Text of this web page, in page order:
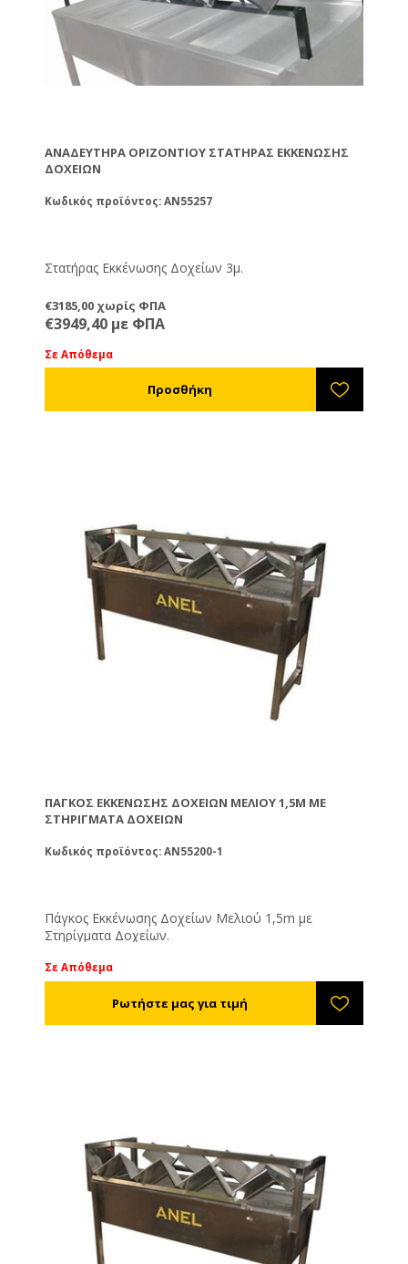
ΑΝΑΔΕΥΤΗΡΑ ΟΡΙΖΟΝΤΙΟΥ ΣΤΑΤΉΡΑΣ ΕΚΚΈΝΩΣΗΣ
ΔΟΧΕΊΩΝ
Κωδικός προϊόντος: AN55257
Στατήρας Εκκένωσης Δοχείων 3μ.
€3185,00 χωρίς ΦΠΑ
€3949,40 με ΦΠΑ
Σε Απόθεμα
ΠΆΓΚΟΣ ΕΚΚΈΝΩΣΗΣ ΔΟΧΕΊΩΝ ΜΕΛΙΟΎ 1,5M ΜΕ
ΣΤΗΡΊΓΜΑΤΑ ΔΟΧΕΊΩΝ
Κωδικός προϊόντος: AN55200-1
Πάγκος Eκκένωσης Δοχείων Μελιού 1,5m με
Στηρίγματα Δοχείων.
Σε Απόθεμα